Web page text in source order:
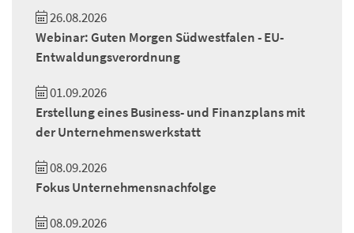
26.08.2026
Webinar: Guten Morgen Südwestfalen - EU-
Entwaldungsverordnung
01.09.2026
Erstellung eines Business- und Finanzplans mit
der Unternehmenswerkstatt
08.09.2026
Fokus Unternehmensnachfolge
08.09.2026